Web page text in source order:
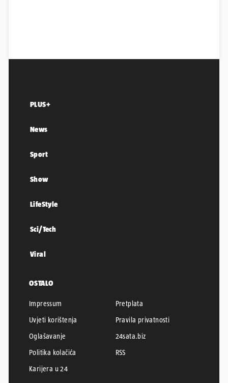
PLUS+
News
Sport
Show
LifeStyle
Sci/Tech
Viral
OSTALO
Impressum
Pretplata
Uvjeti korištenja
Pravila privatnosti
Oglašavanje
24sata.biz
Politika kolačića
RSS
Karijera u 24